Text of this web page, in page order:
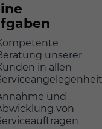
unserer
in allen
und
von